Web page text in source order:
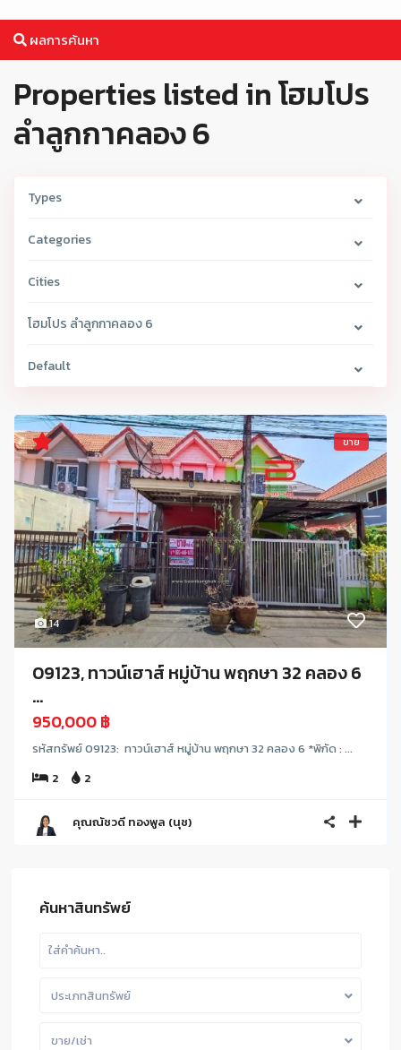
ผลการค้นหา
Properties listed in โฮมโปร
ลำลูกกาคลอง 6
Types
Categories
Cities
โฮมโปร ลำลูกกาคลอง 6
Default
14
ขาย
09123, ทาวน์เฮาส์ หมู่บ้าน พฤกษา 32 คลอง 6
...
950,000 ฿
รหัสทรัพย์ 09123: ทาวน์เฮาส์ หมู่บ้าน พฤกษา 32 คลอง 6 *พิกัด : ...
2
2
คุณณัชวดี ทองพูล (นุช)
ค้นหาสินทรัพย์
ประเภทสินทรัพย์
ขาย/เช่า